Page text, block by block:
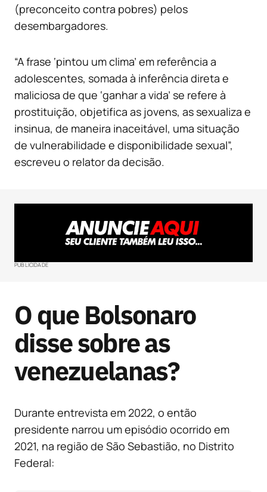
(preconceito contra pobres) pelos
desembargadores.
“A frase ‘pintou um clima’ em referência a
adolescentes, somada à inferência direta e
maliciosa de que ‘ganhar a vida’ se refere à
prostituição, objetifica as jovens, as sexualiza e
insinua, de maneira inaceitável, uma situação
de vulnerabilidade e disponibilidade sexual”,
escreveu o relator da decisão.
PUBLICIDADE
O que Bolsonaro
disse sobre as
venezuelanas?
Durante entrevista em 2022, o então
presidente narrou um episódio ocorrido em
2021, na região de São Sebastião, no Distrito
Federal: